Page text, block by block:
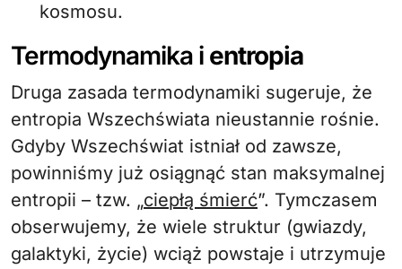
kosmosu.
Termodynamika i entropia
Druga zasada termodynamiki sugeruje, że
entropia Wszechświata nieustannie rośnie.
Gdyby Wszechświat istniał od zawsze,
powinniśmy już osiągnąć stan maksymalnej
entropii – tzw. „ciepłą śmierć”. Tymczasem
obserwujemy, że wiele struktur (gwiazdy,
galaktyki, życie) wciąż powstaje i utrzymuje